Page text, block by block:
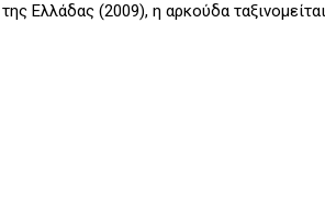
Ελλάδας (2009), η αρκούδα